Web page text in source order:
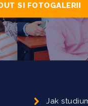
SI FOTOGALERII
Jak